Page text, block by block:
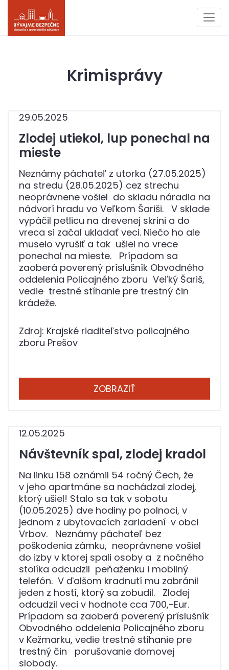
Krimisprávy
29.05.2025
Zlodej utiekol, lup ponechal na
mieste
Neznámy páchateľ z utorka (27.05.2025)
na stredu (28.05.2025) cez strechu
neoprávnene vošiel do skladu náradia na
nádvorí hradu vo Veľkom Šariši. V sklade
vypáčil petlicu na drevenej skrini a do
vreca si začal ukladať veci. Niečo ho ale
muselo vyrušiť a tak ušiel no vrece
ponechal na mieste. Prípadom sa
zaoberá poverený príslušník Obvodného
oddelenia Policajného zboru Veľký Šariš,
vedie trestné stíhanie pre trestný čin
krádeže.
Zdroj: Krajské riaditeľstvo policajného
zboru Prešov
ZOBRAZIŤ
12.05.2025
Návštevník spal, zlodej kradol
Na linku 158 oznámil 54 ročný Čech, že
v jeho apartmáne sa nachádzal zlodej,
ktorý ušiel! Stalo sa tak v sobotu
(10.05.2025) dve hodiny po polnoci, v
jednom z ubytovacích zariadení v obci
Vrbov. Neznámy páchateľ bez
poškodenia zámku, neoprávnene vošiel
do izby v ktorej spali osoby a z nočného
stolíka odcudzil peňaženku i mobilný
telefón. V ďalšom kradnutí mu zabránil
jeden z hostí, ktorý sa zobudil. Zlodej
odcudzil veci v hodnote cca 700,-Eur.
Prípadom sa zaoberá poverený príslušník
Obvodného oddelenia Policajného zboru
v Kežmarku, vedie trestné stíhanie pre
trestný čin porušovanie domovej
slobody.